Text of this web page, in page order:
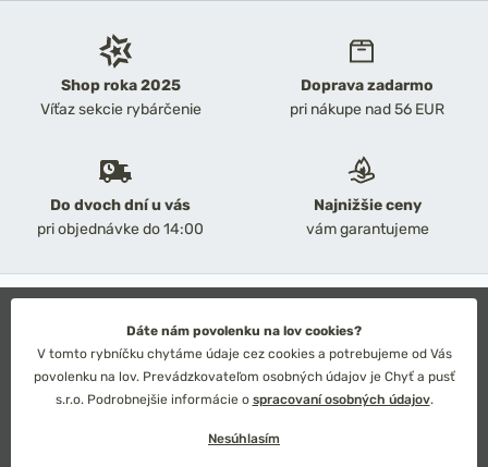
Shop roka 2025
Víťaz sekcie rybárčenie
Doprava zadarmo
pri nákupe nad 56 EUR
Do dvoch dní u vás
pri objednávke do 14:00
Najnižšie ceny
vám garantujeme
Obchodné podmienky
Ochrana osobných údajov
Technické riešenie: Simplia s.r.o.
Strategický dizajn: Petr Široký
Dáte nám povolenku na lov cookies?
V tomto rybníčku chytáme údaje cez cookies a potrebujeme od Vás
povolenku na lov. Prevádzkovateľom osobných údajov je Chyť a pusť
s.r.o. Podrobnejšie informácie o spracovaní osobných údajov.
Nesúhlasím